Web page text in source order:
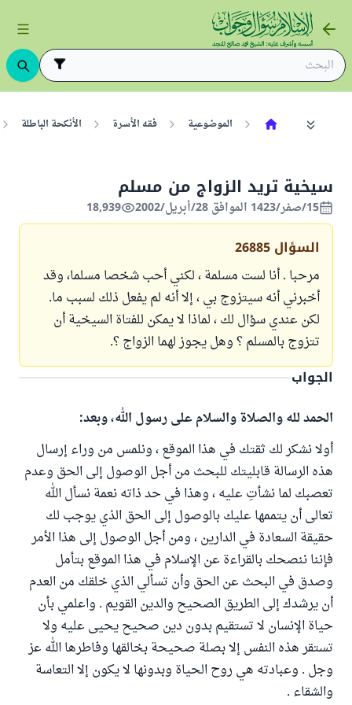
الموضوعية فقه الأسرة الأنكحة الباطلة
سيخية تريد الزواج من مسلم
15/صفر/1423 الموافق 28/أبريل/2002 18,939
السؤال 26885
مرحبا . أنا لست مسلمة ، لكني أحب شخصا مسلما، وقد
أخبرني أنه سيتزوج بي ، إلا أنه لم يفعل ذلك لسبب ما.
لكن عندي سؤال لك ، لماذا لا يمكن للفتاة السيخية أن
تتزوج بالمسلم ؟ وهل يجوز لهما الزواج ؟.
الجواب
الحمد لله والصلاة والسلام على رسول الله، وبعد:
أولا نشكر لك ثقتك في هذا الموقع ، ونلمس من وراء إرسال
هذه الرسالة قابليتك للبحث من أجل الوصول إلى الحق وعدم
تعصبك لما نشأتِ عليه ، وهذا في حد ذاته نعمة نسأل الله
تعالى أن يتممها عليك بالوصول إلى الحق الذي يوجب لك
حقيقة السعادة في الدارين ، ومن أجل الوصول إلى هذا الأمر
فإننا ننصحك بالقراءة عن الإسلام في هذا الموقع بتأمل
وصدق في البحث عن الحق وأن تسألي الذي خلقك من العدم
أن يرشدك إلى الطريق الصحيح والدين القويم . واعلمي بأن
حياة الإنسان لا تستقيم بدون دين صحيح يحيى عليه ولا
تستقر هذه النفس إلا بصلة صحيحة بخالقها وفاطرها الله عز
وجل . وعبادته هي روح الحياة وبدونها لا يكون إلا التعاسة
والشقاء .